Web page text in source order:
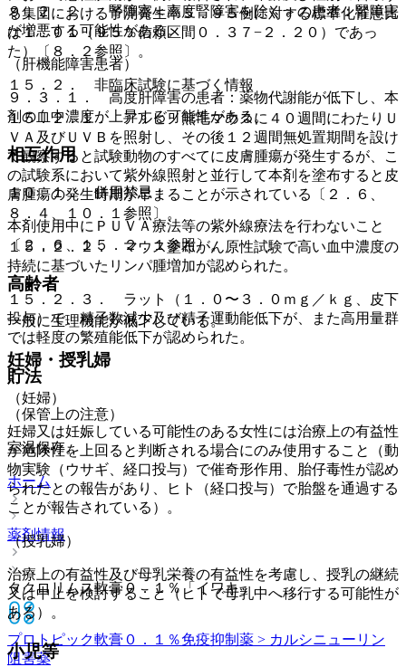
る集団における予測発生率５．９５例に対する標準化罹患比
は１．０１（９５％信頼区間０．３７−２．２０）であっ
た）〔８．２参照〕。
１５．２． 非臨床試験に基づく情報
１５．２．１． アルビノ無毛マウスに４０週間にわたりＵ
ＶＡ及びＵＶＢを照射し、その後１２週間無処置期間を設け
て観察すると試験動物のすべてに皮膚腫瘍が発生するが、こ
の試験系において紫外線照射と並行して本剤を塗布すると皮
膚腫瘍の発生時期が早まることが示されている〔２．６、
８．４、１０．１参照〕。
１５．２．２． マウス塗布がん原性試験で高い血中濃度の
持続に基づいたリンパ腫増加が認められた。
１５．２．３． ラット（１．０〜３．０ｍｇ／ｋｇ、皮下
投与）で、精子数減少及び精子運動能低下が、また高用量群
では軽度の繁殖能低下が認められた。
貯法
（保管上の注意）
室温保存。
ホーム
薬剤情報
タクロリムス軟膏０．１％「イワキ」
プロトピック軟膏０．１％免疫抑制薬 > カルシニューリン
阻害薬
９．２．２． 腎障害＜高度腎障害を除く＞の患者：腎障害
が増悪する可能性がある。
（肝機能障害患者）
９．３．１． 高度肝障害の患者：薬物代謝能が低下し、本
剤の血中濃度が上昇する可能性がある。
相互作用
１０．１． 併用禁忌：
本剤使用中にＰＵＶＡ療法等の紫外線療法を行わないこと
〔２．６、１５．２．１参照〕。
高齢者
一般に生理機能が低下している。
妊婦・授乳婦
（妊婦）
妊婦又は妊娠している可能性のある女性には治療上の有益性
が危険性を上回ると判断される場合にのみ使用すること（動
物実験（ウサギ、経口投与）で催奇形作用、胎仔毒性が認め
られたとの報告があり、ヒト（経口投与）で胎盤を通過する
ことが報告されている）。
（授乳婦）
治療上の有益性及び母乳栄養の有益性を考慮し、授乳の継続
又は中止を検討すること（ヒトで母乳中へ移行する可能性が
ある）。
小児等